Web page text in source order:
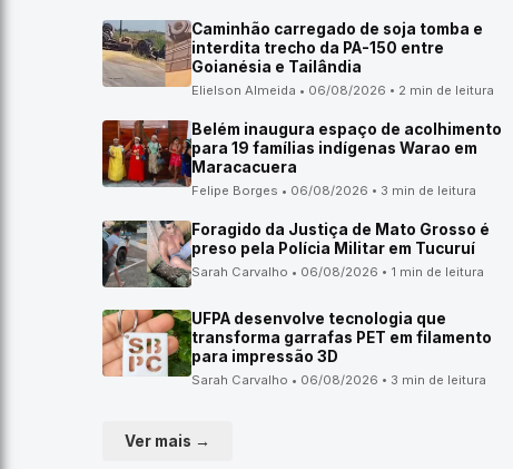
Caminhão carregado de soja tomba e
interdita trecho da PA-150 entre
Goianésia e Tailândia
Elielson Almeida • 06/08/2026 • 2 min de leitura
Belém inaugura espaço de acolhimento
para 19 famílias indígenas Warao em
Maracacuera
Felipe Borges • 06/08/2026 • 3 min de leitura
Foragido da Justiça de Mato Grosso é
preso pela Polícia Militar em Tucuruí
Sarah Carvalho • 06/08/2026 • 1 min de leitura
UFPA desenvolve tecnologia que
transforma garrafas PET em filamento
para impressão 3D
Sarah Carvalho • 06/08/2026 • 3 min de leitura
Ver mais →